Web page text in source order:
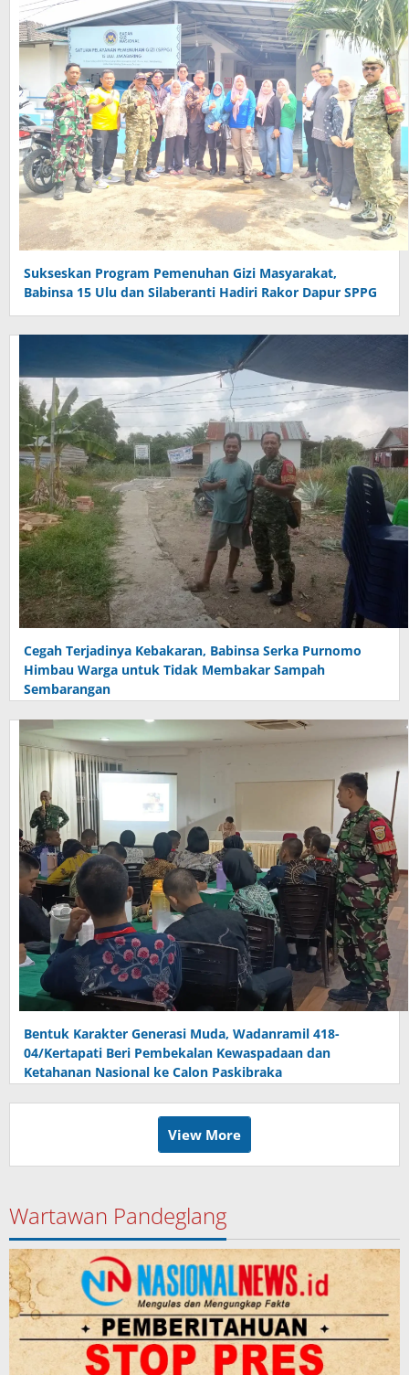
Sukseskan Program Pemenuhan Gizi Masyarakat,
Babinsa 15 Ulu dan Silaberanti Hadiri Rakor Dapur SPPG
Cegah Terjadinya Kebakaran, Babinsa Serka Purnomo
Himbau Warga untuk Tidak Membakar Sampah
Sembarangan
Bentuk Karakter Generasi Muda, Wadanramil 418-
04/Kertapati Beri Pembekalan Kewaspadaan dan
Ketahanan Nasional ke Calon Paskibraka
View More
Wartawan Pandeglang